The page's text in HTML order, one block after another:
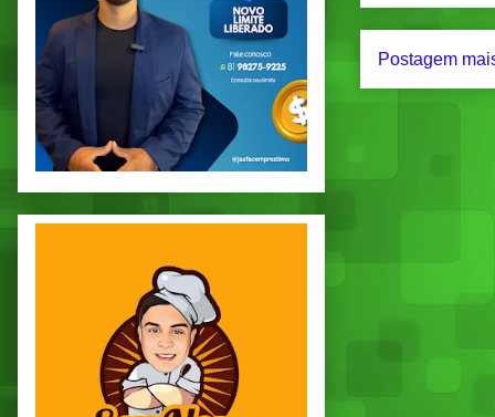
Postagem